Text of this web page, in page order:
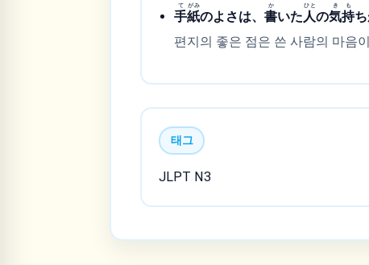
手
て
紙
がみ
のよさは、書
か
いた人
ひと
の気
き
持
も
편지의 좋은 점은 쓴 사람의 마음
태그
JLPT N3